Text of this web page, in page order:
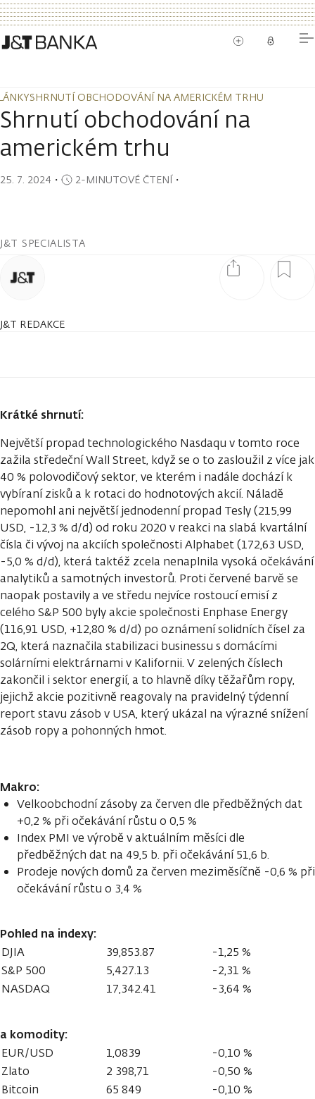
SHRNUTÍ OBCHODOVÁNÍ NA AMERICKÉM TRHU
SHRNUTÍ OBCHODOVÁNÍ NA AMERICKÉM TRHU
Shrnutí obchodování na
americkém trhu
25. 7. 2024 ・ 2-MINUTOVÉ ČTENÍ・
J&T SPECIALISTA
J&T REDAKCE
Krátké shrnutí:
Největší propad technologického Nasdaqu v tomto roce
zažila středeční Wall Street, když se o to zasloužil z více jak
40 % polovodičový sektor, ve kterém i nadále dochází k
vybíraní zisků a k rotaci do hodnotových akcií. Náladě
nepomohl ani největší jednodenní propad Tesly (215,99
USD, -12,3 % d/d) od roku 2020 v reakci na slabá kvartální
čísla či vývoj na akciích společnosti Alphabet (172,63 USD,
-5,0 % d/d), která taktéž zcela nenaplnila vysoká očekávání
analytiků a samotných investorů. Proti červené barvě se
naopak postavily a ve středu nejvíce rostoucí emisí z
celého S&P 500 byly akcie společnosti Enphase Energy
(116,91 USD, +12,80 % d/d) po oznámení solidních čísel za
2Q, která naznačila stabilizaci businessu s domácími
solárními elektrárnami v Kalifornii. V zelených číslech
zakončil i sektor energií, a to hlavně díky těžařům ropy,
jejichž akcie pozitivně reagovaly na pravidelný týdenní
report stavu zásob v USA, který ukázal na výrazné snížení
zásob ropy a pohonných hmot.
Makro:
Velkoobchodní zásoby za červen dle předběžných dat
+0,2 % při očekávání růstu o 0,5 %
Index PMI ve výrobě v aktuálním měsíci dle
předběžných dat na 49,5 b. při očekávání 51,6 b.
Prodeje nových domů za červen meziměsíčně -0,6 % při
očekávání růstu o 3,4 %
Pohled na indexy:
DJIA 39,853.87
-1,25 %
S&P 500
5,427.13
-2,31 %
NASDAQ
17,342.41 -3,64 %
a komodity:
EUR/USD 1,0839
-0,10 %
Zlato
2 398,71
-0,50 %
Bitcoin
65 849
-0,10 %